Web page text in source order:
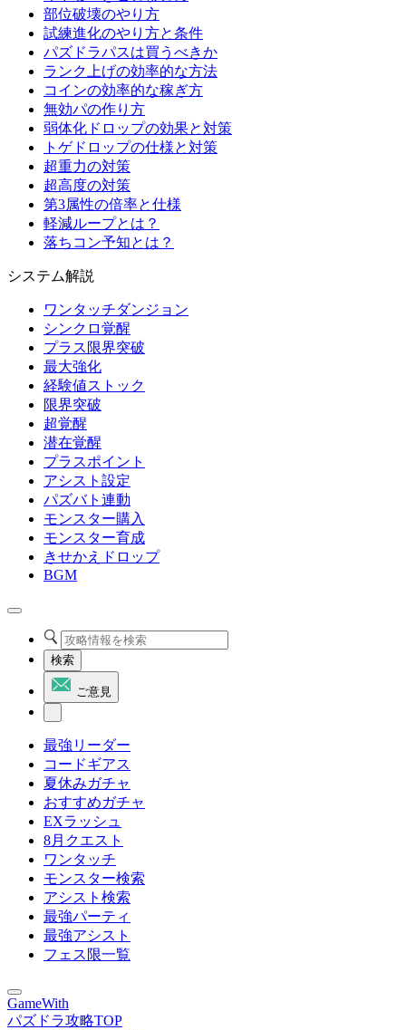
部位破壊のやり方
試練進化のやり方と条件
パズドラパスは買うべきか
ランク上げの効率的な方法
コインの効率的な稼ぎ方
無効パの作り方
弱体化ドロップの効果と対策
トゲドロップの仕様と対策
超重力の対策
超高度の対策
第3属性の倍率と仕様
軽減ループとは？
落ちコン予知とは？
システム解説
ワンタッチダンジョン
シンクロ覚醒
プラス限界突破
最大強化
経験値ストック
限界突破
超覚醒
潜在覚醒
プラスポイント
アシスト設定
パズバト連動
モンスター購入
モンスター育成
きせかえドロップ
BGM
検索
ご意見
最強リーダー
コードギアス
夏休みガチャ
おすすめガチャ
EXラッシュ
8月クエスト
ワンタッチ
モンスター検索
アシスト検索
最強パーティ
最強アシスト
フェス限一覧
GameWith
パズドラ攻略TOP